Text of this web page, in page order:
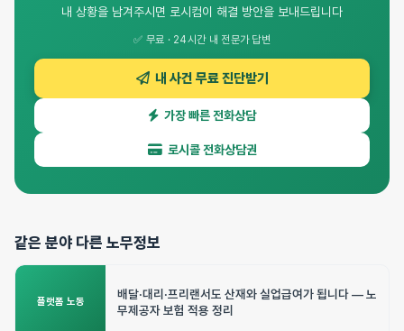
내 상황을 남겨주시면 로시컴이 해결 방안을 보내드립니다
✅ 무료 · 24시간 내 전문가 답변
내 사건 무료 진단받기
가장 빠른 전화상담
로시콜 전화상담권
같은 분야 다른 노무정보
플랫폼 노동
배달·대리·프리랜서도 산재와 실업급여가 됩니다 — 노
무제공자 보험 적용 정리